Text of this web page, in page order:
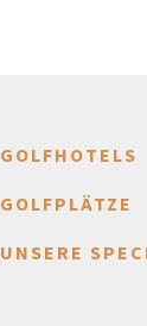
GOLFHOTELS
GOLFPLÄTZE
UNSERE